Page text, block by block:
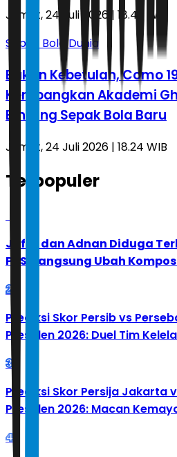
Jumat, 24 Juli 2026 | 18.45 WIB
Sepak Bola Dunia
Bukan Kebetulan, Como
Kembangkan Akademi
Bintang Sepak Bola Baru
Jumat, 24 Juli 2026 | 18.24 WIB
Terpopuler
Jafar dan Adnan Diduga
PBSI Langsung Ubah
2
Prediksi Skor Persib vs
Presiden 2026: Duel Tim
3
Prediksi Skor Persija Jakarta
Presiden 2026: Macan
4